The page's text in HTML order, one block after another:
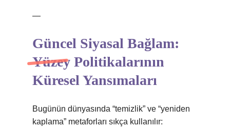
—
Güncel Siyasal Bağlam:
Yüzey Politikalarının
Küresel Yansımaları
Bugünün dünyasında “temizlik” ve “yeniden
kaplama” metaforları sıkça kullanılır: